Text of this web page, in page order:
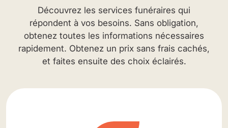
Découvrez les services funéraires qui
répondent à vos besoins. Sans obligation,
obtenez toutes les informations nécessaires
rapidement. Obtenez un prix sans frais cachés,
et faites ensuite des choix éclairés.